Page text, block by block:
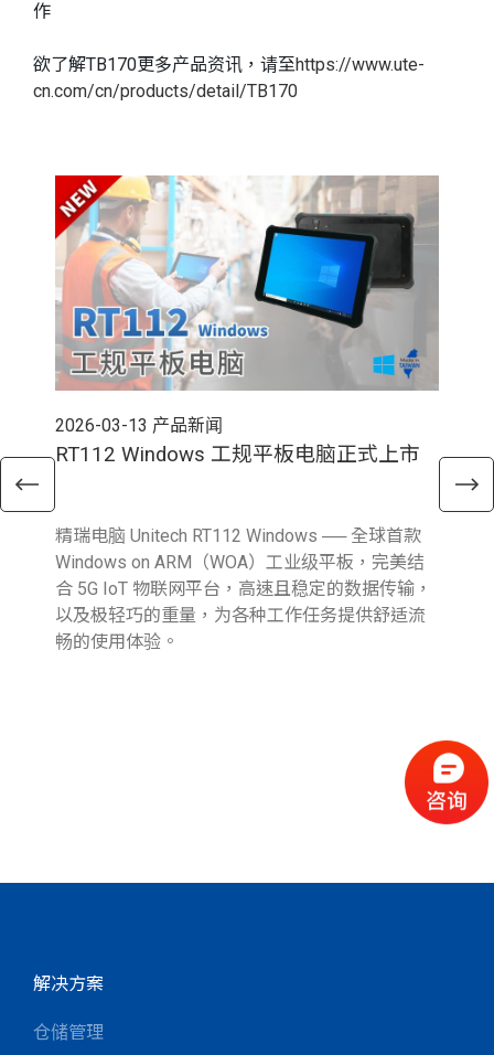
作
欲了解TB170更多产品资讯，请至https://www.ute-
cn.com/cn/products/detail/TB170
2026-03-13 产品新闻
RT112 Windows 工规平板电脑正式上市
精瑞电脑 Unitech RT112 Windows ── 全球首款
Windows on ARM（WOA）工业级平板，完美结
合 5G IoT 物联网平台，高速且稳定的数据传输，
以及极轻巧的重量，为各种工作任务提供舒适流
畅的使用体验。
解决方案
仓储管理